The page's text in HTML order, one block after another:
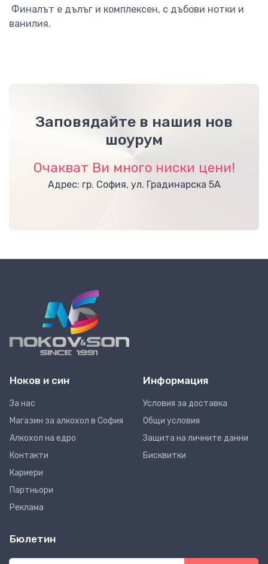
Финалът е дълъг и комплексен, с дъбови нотки и
ванилия.
Заповядайте в нашия нов
шоурум
Очакват Ви много ниски цени!
Адрес: гр. София, ул. Градинарска 5А
Ноков и син
За нас
Магазин за алкохол в София
Алкохол на едро
Контакти
Кариери
Партньори
Реклама
Информация
Условия за доставка
Общи условия
Защита на личните данни
Бисквитки
Бюлетин